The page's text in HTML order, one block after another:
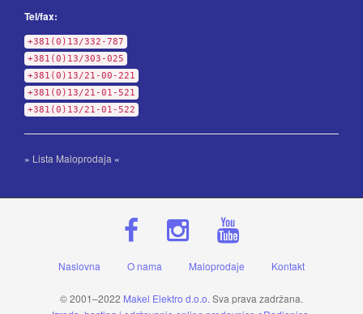
Tel/fax:
+381(0)13/332-787
+381(0)13/303-025
+381(0)13/21-00-221
+381(0)13/21-01-521
+381(0)13/21-01-522
» Lista Maloprodaja «
Naslovna O nama Maloprodaje Kontakt
© 2001–2022 Makel Elektro d.o.o.Sva prava zadržana.